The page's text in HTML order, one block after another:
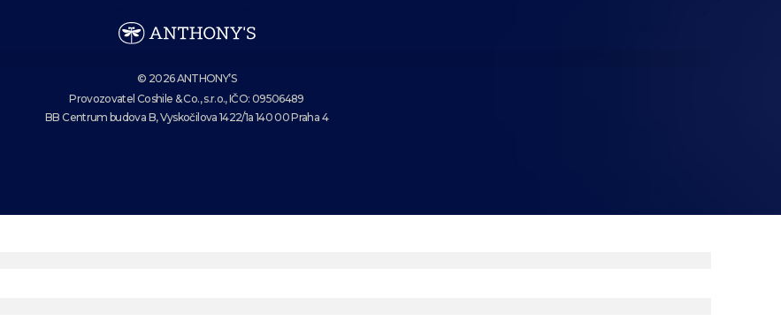
© 2026 ANTHONY’S
Provozovatel Coshile & Co., s.r.o., IČO: 09506489
BB Centrum budova B, Vyskočilova 1422/1a 140 00 Praha 4